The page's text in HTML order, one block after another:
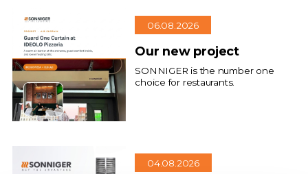
06.08.2026
Our new project
SONNIGER is the number one
choice for restaurants.
04.08.2026